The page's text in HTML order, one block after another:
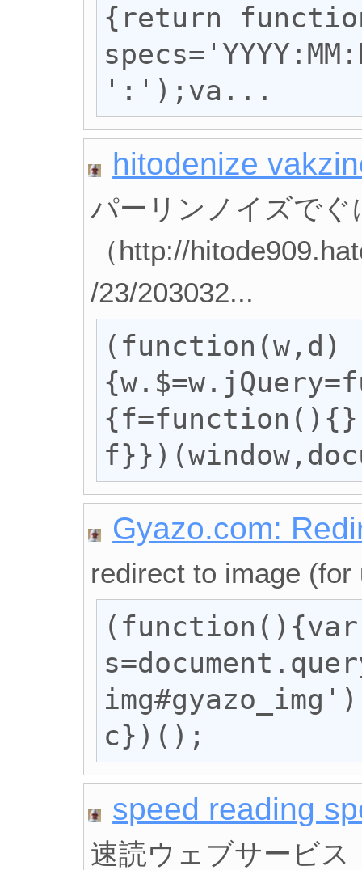
{return
':');va...
hitodenize
パーリンノイズで
（http://
/23/203032...
(function(w,d)
Gyazo.com:
redirect to image
(function(){var
c})();
speed reading
速読ウェブサービス